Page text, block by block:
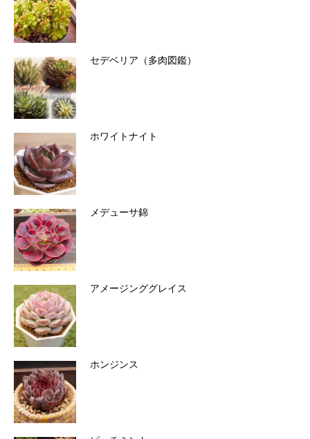
セデベリア（多肉図鑑）
ホワイトナイト
メデューサ錦
アメージンググレイス
ホンジンス